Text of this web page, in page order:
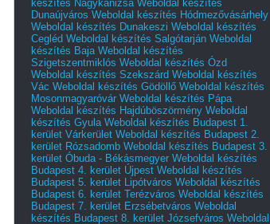
készítés Nagykanizsa Weboldal készítés
Dunaújváros Weboldal készítés Hódmezővásárhely
Weboldal készítés Dunakeszi Weboldal készítés
Cegléd Weboldal készítés Salgótarján Weboldal
készítés Baja Weboldal készítés
Szigetszentmiklós Weboldal készítés Ózd
Weboldal készítés Szekszárd Weboldal készítés
Vác Weboldal készítés Gödöllő Weboldal készítés
Mosonmagyaróvár Weboldal készítés Pápa
Weboldal készítés Hajdúböszörmény Weboldal
készítés Gyula Weboldal készítés Budapest 1.
kerület Várkerület Weboldal készítés Budapest 2.
kerület Rózsadomb Weboldal készítés Budapest 3.
kerület Óbuda - Békásmegyer Weboldal készítés
Budapest 4. kerület Újpest Weboldal készítés
Budapest 5. kerület Lipótváros Weboldal készítés
Budapest 6. kerület Terézváros Weboldal készítés
Budapest 7. kerület Erzsébetváros Weboldal
készítés Budapest 8. kerület Józsefváros Weboldal